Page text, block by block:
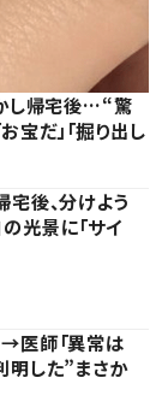
し帰宅後…“驚
宝だ」「掘り出し
後、分けよう
光景に「サイ
医師「異常は
明した”まさか